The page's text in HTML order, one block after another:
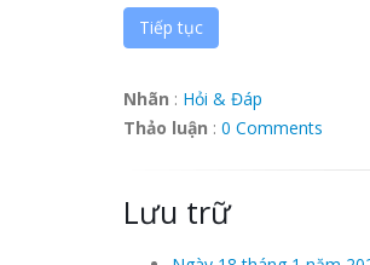
Tiếp tục
Nhãn : Hỏi & Đáp
Thảo luận : 0 Comments
Lưu trữ